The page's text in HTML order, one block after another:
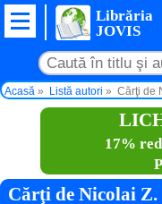
Librăria
JOVIS
Acasă Listă autori Cărţi de
17%
Cărţi de Nicolai